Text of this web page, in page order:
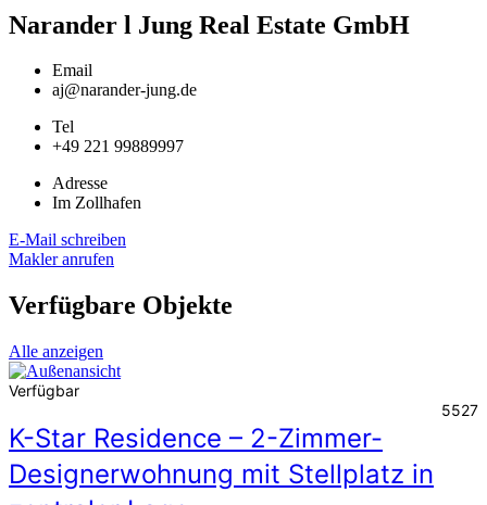
Narander l Jung Real Estate GmbH
Email
aj@narander-jung.de
Tel
+49 221 99889997
Adresse
Im Zollhafen
E-Mail schreiben
Makler anrufen
Verfügbare Objekte
Alle anzeigen
Verfügbar
5527
K-Star Residence – 2-Zimmer-
Designerwohnung mit Stellplatz in